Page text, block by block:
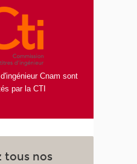
Cnam sont
par la CTI
tous nos